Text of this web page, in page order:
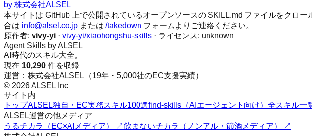
by 株式会社ALSEL
本サイトは GitHub 上で公開されているオープンソースの SKILL.md ファイルをクロ
合は info@alsel.co.jp または /takedown フォームよりご連絡ください。
原作者: vivy-yi · vivy-yi/xiaohongshu-skills · ライセンス: unknown
Agent Skills by ALSEL
AI時代のスキル大全。
現在 10,290 件を収録
運営：株式会社ALSEL（19年・5,000社のEC支援実績）
© 2026 ALSEL Inc.
サイト内
トップALSEL独自・EC実務スキル100選find-skills（AIエージェント向け） 全スキル一
ALSEL運営の他メディア
うるチカラ（EC×AIメディア） ↗飲まないチカラ（ノンアル・節酒メディア） ↗